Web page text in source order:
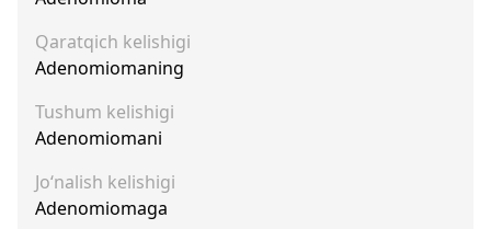
Qaratqich kelishigi
Adenomiomaning
Tushum kelishigi
Adenomiomani
Jo‘nalish kelishigi
Adenomiomaga